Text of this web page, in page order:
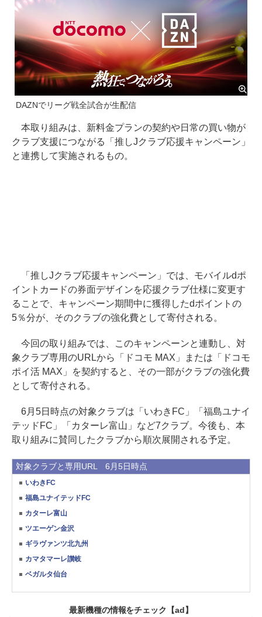
DAZNでリーグ戦全試合が生配信
本取り組みは、新料金プランの契約や日常の買い物が
クラブ支援につながる「推しJクラブ応援キャンペーン」
と連携して実施されるもの。
「推しJクラブ応援キャンペーン」では、モバイルdポ
イントカードの券面デザインを応援クラブ仕様に変更す
ることで、キャンペーン期間中に獲得したdポイントの
5％分が、そのクラブの強化費として寄付される。
今回の取り組みでは、このキャンペーンと連動し、対
象クラブ専用のURLから「ドコモ MAX」または「ドコモ
ポイ活 MAX」を契約すると、その一部がクラブの強化費
として寄付される。
6月5日時点の対象クラブは「いわきFC」「福島ユナイ
テッドFC」「カターレ富山」など7クラブ。今後も、本
取り組みに賛同したクラブから順次展開される予定。
対象クラブと専用URL 6月5日時点
いわきFC
福島ユナイテッドFC
カターレ富山
ツエーゲン金沢
ギラヴァンツ北九州
カマタマーレ讃岐
ベガルタ仙台
最新機種の情報をチェック 【ad】